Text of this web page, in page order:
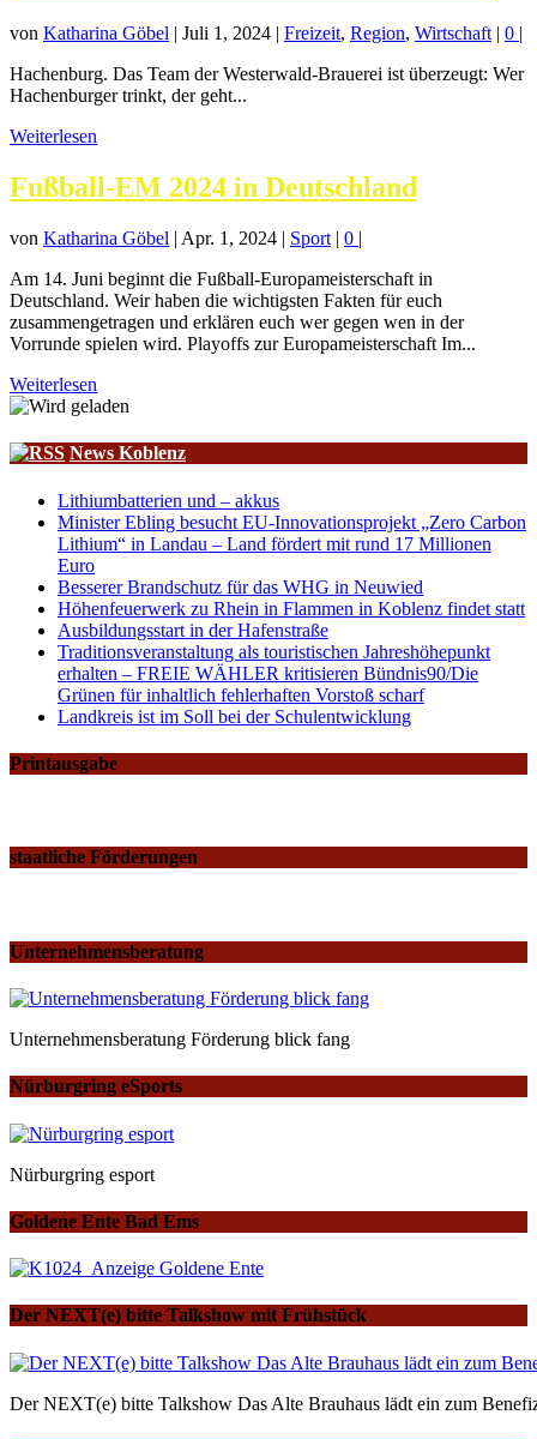
von Katharina Göbel | Juli 1, 2024 | Freizeit, Region, Wirtschaft | 0 |
Hachenburg. Das Team der Westerwald-Brauerei ist überzeugt: Wer
Hachenburger trinkt, der geht...
Weiterlesen
Fußball-EM 2024 in Deutschland
von Katharina Göbel | Apr. 1, 2024 | Sport | 0 |
Am 14. Juni beginnt die Fußball-Europameisterschaft in
Deutschland. Weir haben die wichtigsten Fakten für euch
zusammengetragen und erklären euch wer gegen wen in der
Vorrunde spielen wird. Playoffs zur Europameisterschaft Im...
Weiterlesen
News Koblenz
Lithiumbatterien und – akkus
Minister Ebling besucht EU-Innovationsprojekt „Zero Carbon
Lithium“ in Landau – Land fördert mit rund 17 Millionen
Euro
Besserer Brandschutz für das WHG in Neuwied
Höhenfeuerwerk zu Rhein in Flammen in Koblenz findet statt
Ausbildungsstart in der Hafenstraße
Traditionsveranstaltung als touristischen Jahreshöhepunkt
erhalten – FREIE WÄHLER kritisieren Bündnis90/Die
Grünen für inhaltlich fehlerhaften Vorstoß scharf
Landkreis ist im Soll bei der Schulentwicklung
Printausgabe
staatliche Förderungen
Unternehmensberatung
Unternehmensberatung Förderung blick fang
Nürburgring eSports
Nürburgring esport
Goldene Ente Bad Ems
Der NEXT(e) bitte Talkshow mit Frühstück
Der NEXT(e) bitte Talkshow Das Alte Brauhaus lädt ein zum